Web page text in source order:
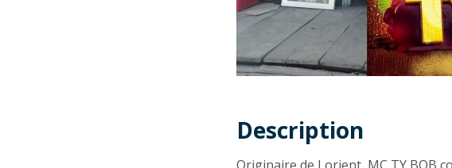
Description
Description